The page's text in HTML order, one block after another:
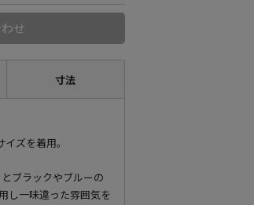
せ
寸法
ズを着用。
ブラックやブルーの
し一味違った雰囲気を